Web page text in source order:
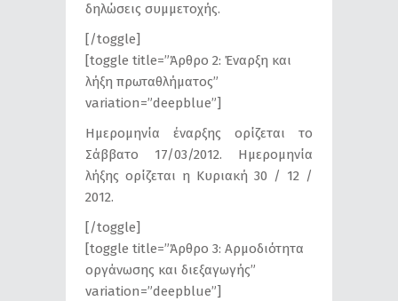
δηλώσεις συμμετοχής.
[/toggle]
[toggle title=”Άρθρο 2: Έναρξη και
λήξη πρωταθλήματος”
variation=”deepblue”]
Ημερομηνία έναρξης ορίζεται το
Σάββατο 17/03/2012. Ημερομηνία
λήξης ορίζεται η Κυριακή 30 / 12 /
2012.
[/toggle]
[toggle title=”Άρθρο 3: Αρμοδιότητα
οργάνωσης και διεξαγωγής”
variation=”deepblue”]